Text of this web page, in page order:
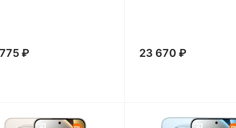
₽ 23 670 ₽